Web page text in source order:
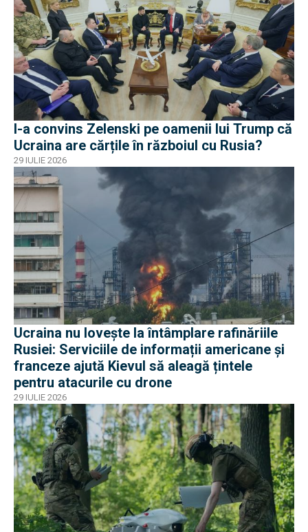
I-a convins Zelenski pe oamenii lui Trump că
Ucraina are cărțile în războiul cu Rusia?
29 IULIE 2026
Ucraina nu lovește la întâmplare rafinăriile
Rusiei: Serviciile de informații americane și
franceze ajută Kievul să aleagă țintele
pentru atacurile cu drone
29 IULIE 2026